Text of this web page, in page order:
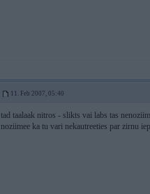
11. Feb 2007, 05:40
tad taalaak nitros - slikts vai labs tas
noziimee ka tu vari nekautreeties par zirnu